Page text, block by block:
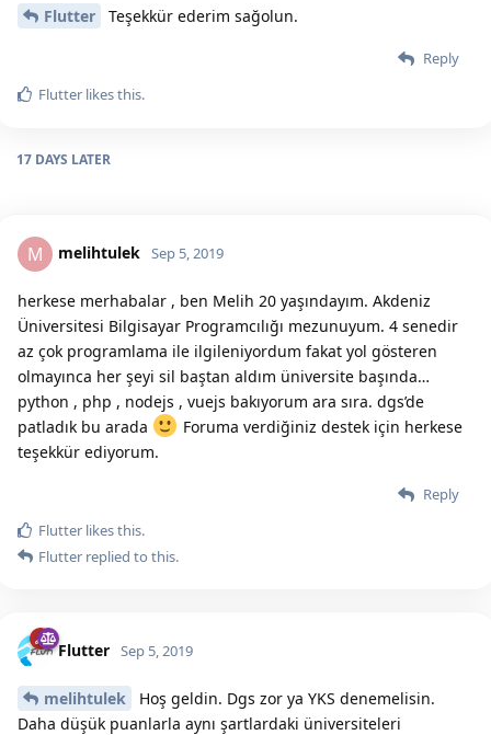
Flutter Teşekkür ederim sağolun.
Reply
Flutter likes this.
17 DAYS LATER
M melihtulek Sep 5, 2019
herkese merhabalar , ben Melih 20 yaşındayım. Akdeniz
Üniversitesi Bilgisayar Programcılığı mezunuyum. 4 senedir
az çok programlama ile ilgileniyordum fakat yol gösteren
olmayınca her şeyi sil baştan aldım üniversite başında…
python , php , nodejs , vuejs bakıyorum ara sıra. dgs’de
patladık bu arada
Foruma verdiğiniz destek için herkese
teşekkür ediyorum.
Reply
Flutter likes this.
Flutter replied to this.
Flutter Sep 5, 2019
melihtulek
Hoş geldin. Dgs zor ya YKS denemelisin.
Daha düşük puanlarla aynı şartlardaki üniversiteleri